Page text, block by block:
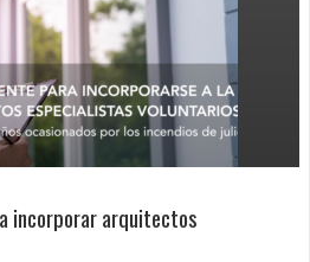
incorporar arquitectos